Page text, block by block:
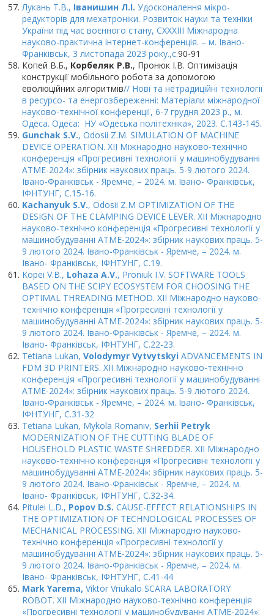
Лукань Т.В., Іванишин Л.І. Удосконалення мікро-
редукторів для мехатроніки. Розвиток науки та техніки
України під час воєнного стану, CXXХIІІ Міжнародна
науково-практична iнтернет-конференція. – м. Івано-
Франківськ, 3 листопада 2023 року.,с.90-91
Копей В.Б., Корбеляк Р.В., Пронюк І.В. Оптимізація
конструкції мобільного робота за допомогою
еволюційних алгоритмів// Нові та нетрадиційні технології
в ресурсо- та енергозбереженні: Матеріали міжнародної
науково-технічної конференції, 6-7 грудня 2023 р., м.
Одеса. Одеса: НУ «Одеська політехніка», 2023. С.143-145.
Gunchak S.V., Odosii Z.M. SIMULATION OF MACHINE
DEVICE OPERATION. XII Міжнародно науково-технічно
конференція «Прогресивні технології у машинобудуванні
ATME-2024»: збірник наукових праць. 5-9 лютого 2024.
Івано-Франківськ - Яремче, – 2024. м. Івано- Франківськ,
ІФНТУНГ, C.15-16.
Kachanyuk S.V., Odosii Z.M OPTIMIZATION OF THE
DESIGN OF THE CLAMPING DEVICE LEVER. XII Міжнародно
науково-технічно конференція «Прогресивні технології у
машинобудуванні ATME-2024»: збірник наукових праць. 5-
9 лютого 2024. Івано-Франківськ - Яремче, – 2024. м.
Івано- Франківськ, ІФНТУНГ, C.19.
Kopei V.B., Lohaza A.V., Proniuk I.V. SOFTWARE TOOLS
BASED ON THE SCIPY ECOSYSTEM FOR CHOOSING THE
OPTIMAL THREADING METHOD. XII Міжнародно науково-
технічно конференція «Прогресивні технології у
машинобудуванні ATME-2024»: збірник наукових праць. 5-
9 лютого 2024. Івано-Франківськ - Яремче, – 2024. м.
Івано- Франківськ, ІФНТУНГ, C.22-23.
Tetiana Lukan, Volodymyr Vytvytskyi ADVANCEMENTS IN
FDM 3D PRINTERS. XII Міжнародно науково-технічно
конференція «Прогресивні технології у машинобудуванні
ATME-2024»: збірник наукових праць. 5-9 лютого 2024.
Івано-Франківськ - Яремче, – 2024. м. Івано- Франківськ,
ІФНТУНГ, C.31-32
Tetiana Lukan, Mykola Romaniv, Serhii Petryk
MODERNIZATION OF THE CUTTING BLADE OF
HOUSEHOLD PLASTIC WASTE SHREDDER. XII Міжнародно
науково-технічно конференція «Прогресивні технології у
машинобудуванні ATME-2024»: збірник наукових праць. 5-
9 лютого 2024. Івано-Франківськ - Яремче, – 2024. м.
Івано- Франківськ, ІФНТУНГ, C.32-34.
Pitulei L.D., Popov D.S. CAUSE-EFFECT RELATIONSHIPS IN
THE OPTIMIZATION OF TECHNOLOGICAL PROCESSES OF
MECHANICAL PROCESSING. XII Міжнародно науково-
технічно конференція «Прогресивні технології у
машинобудуванні ATME-2024»: збірник наукових праць. 5-
9 лютого 2024. Івано-Франківськ - Яремче, – 2024. м.
Івано- Франківськ, ІФНТУНГ, C.41-44
Mark Yarema, Viktor Vriukalo SCARA LABORATORY
ROBOT. XII Міжнародно науково-технічно конференція
«Прогресивні технології у машинобудуванні ATME-2024»: